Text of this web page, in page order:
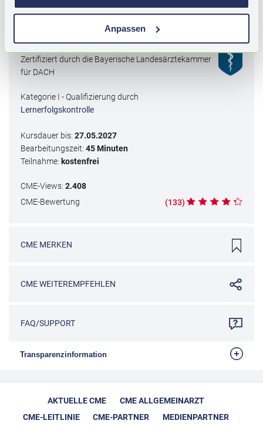
Anpassen
Zertifiziert durch die Bayerische Landesärztekammer
für DACH
Kategorie I - Qualifizierung durch
Lernerfolgskontrolle
Kursdauer bis: 27.05.2027
Bearbeitungszeit: 45 Minuten
Teilnahme: kostenfrei
CME-Views: 2.408
CME-Bewertung (133)
CME MERKEN
CMEWEITEREMPFEHLEN
FAQ/SUPPORT
Transparenzinformation
schaffen. Fortbildungsveranstalter sind gehalten, potenzielle
Teilnehmer von Fortbildungen darüber zu informieren, in
AKTUELLE CME
CME ALLGEMEINARZT
CME-LEITLINIE
CME-PARTNER MEDIENPARTNER